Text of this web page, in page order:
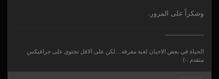
وشكراً على المرور.
--------------------
الحياة في بعض الاحيان لعبة مقرفه....لكن على الاقل تحتوي على جرافيكس
متقدم :-)